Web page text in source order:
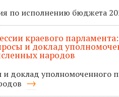
по исполнению бюджета
краевого
и доклад
народов
и доклад уполномоченного